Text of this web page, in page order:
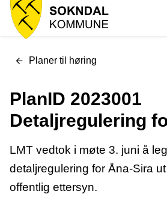
Sokndal
kommune
Du
Planer til høring
PlanID 2023001
Detaljregulering
LMT vedtok i møte 3. juni å
detaljregulering for Åna-Sira
offentlig ettersyn.